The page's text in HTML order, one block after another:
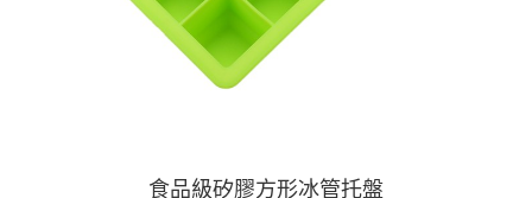
食品級矽膠方形冰管托盤